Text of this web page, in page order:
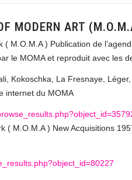
MODERN ART
( M.O.M.A ) Publication de
le MOMA et reproduit avec les
Kokoschka, La Fresnaye,
internet du MOMA
M.O.M.A ) New Acquisitions